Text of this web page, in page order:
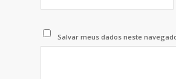
Salvar meus dados neste